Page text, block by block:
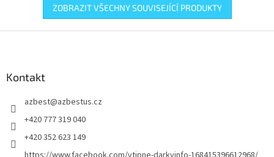
ZOBRAZIT VŠECHNY SOUVISEJÍCÍ PRODUKTY
Kontakt
azbest@azbestus.cz
+420 777 319 040
+420 352 623 149